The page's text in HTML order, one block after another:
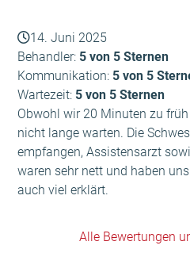
14. Juni 2025
Behandler: 5 von 5 Sternen
Kommunikation: 5 von 5
Wartezeit: 5 von 5 Sternen
Obwohl wir 20 Minuten zu
nicht lange warten. Die
empfangen, Assistensarzt
waren sehr nett und haben
auch viel erklärt.
Alle Bewertungen